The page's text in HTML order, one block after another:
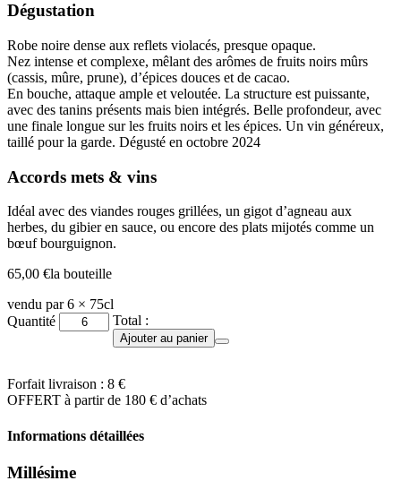
Dégustation
Robe noire dense aux reflets violacés, presque opaque.
Nez intense et complexe, mêlant des arômes de fruits noirs mûrs
(cassis, mûre, prune), d’épices douces et de cacao.
En bouche, attaque ample et veloutée. La structure est puissante,
avec des tanins présents mais bien intégrés. Belle profondeur, avec
une finale longue sur les fruits noirs et les épices. Un vin généreux,
taillé pour la garde. Dégusté en octobre 2024
Accords mets & vins
Idéal avec des viandes rouges grillées, un gigot d’agneau aux
herbes, du gibier en sauce, ou encore des plats mijotés comme un
bœuf bourguignon.
65,00 €la bouteille
vendu par 6 × 75cl
quantité
dit
Les
2019
Quantité Total :
Ajouter au panier
Forfait livraison : 8 €
OFFERT à partir de 180 € d’achats
Informations détaillées
Millésime